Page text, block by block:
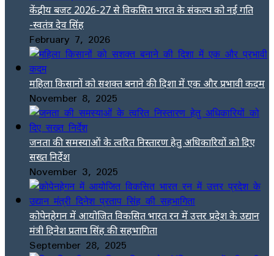
केंद्रीय बजट 2026-27 से विकसित भारत के संकल्प को नई गति
-स्वतंत्र देव सिंह
February 7, 2026
महिला किसानों को सशक्त बनाने की दिशा में एक और प्रभावी कदम
November 8, 2025
जनता की समस्याओं के त्वरित निस्तारण हेतु अधिकारियों को दिए
सख्त निर्देश
November 3, 2025
कोपेनहेगन में आयोजित विकसित भारत रन में उत्तर प्रदेश के उद्यान
मंत्री दिनेश प्रताप सिंह की सहभागिता
September 28, 2025